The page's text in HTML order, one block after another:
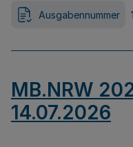
Ausgabennummer
MB.NRW
14.07.2026